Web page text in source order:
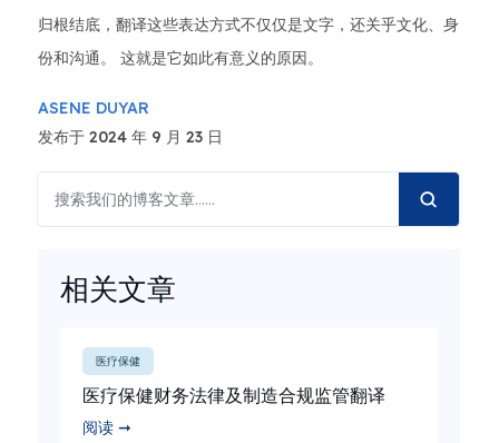
归根结底，翻译这些表达方式不仅仅是文字，还关乎文化、身
份和沟通。 这就是它如此有意义的原因。
ASENE DUYAR
发布于 2024 年 9 月 23 日
相关文章
医疗保健
医疗保健财务法律及制造合规监管翻译
阅读 ➞